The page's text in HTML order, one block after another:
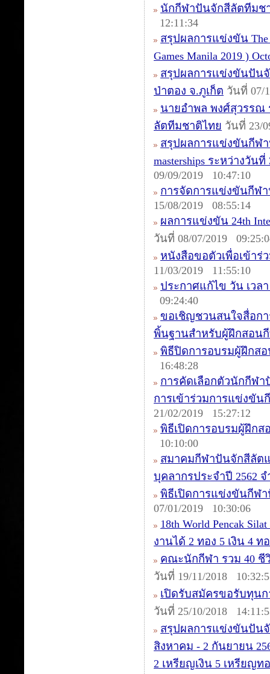
นักกีฬาปันจักสีลัตทีมช
12:11:34
สรุปผลการแข่งขัน The
Games Manila 2019 )
สรุปผลการเเข่งขันปัน
ป่าตอง จ.ภูเก็ต วันที่ 07/
นายอำพล พงศ์สุวรรณ
ลัตทีมชาติไทย วันที่ 23/
สรุปผลการแข่งขันกีฬา
masterships ระหว่างวั
09/09/2019 10:47:10
การจัดการแข่งขันกีฬา
15/08/2019 08:55:14
ผลการแข่งขัน 24th
วันที่ 08/07/2019
หนังสือขอตัวเพื่อเข้าร่
11/03/2019 11:55:10
ประกาศแก้ไข วัน เวล
09:24:40
ขอเชิญชวนสนใจสื่อกา
พิ้นฐานสำหรับผู้ฝึกสอน
พิธีปิดการอบรมผู้ฝึกส
16:48:28
การคัดเลือกตัวนักกีฬ
การเข้าร่วมการแข่งขั
21/02/2019 15:27:12
พิธีเปิดการอบรมผู้ฝึกส
10:10:00
สมาคมกีฬาปันจักสีลัต
บุคลากรประจำปี 2562
พิธีเปิดการแข่งขันกีฬ
07/01/2019 10:30:06
18th World Pencak
งานได้ 2 ทอง 5 เงิน 4 ท
คณะนักกีฬา รวม 40 ชี
วันที่ 19/11/2018
เปิดรับสมัครขอรับทุน
วันที่ 25/10/2018
สรุปผลการแข่งขันปันจั
สิงหาคม - 2 กันยายน
2 เหรียญเงิน 5 เหรียญท